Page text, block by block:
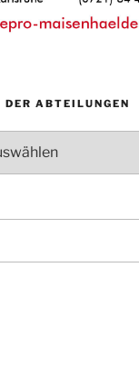
DER ABTEILUNGEN